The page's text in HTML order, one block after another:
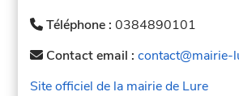
Téléphone :0384890101
Contact email :contact@mairie-
Site officiel de la mairie de Lure